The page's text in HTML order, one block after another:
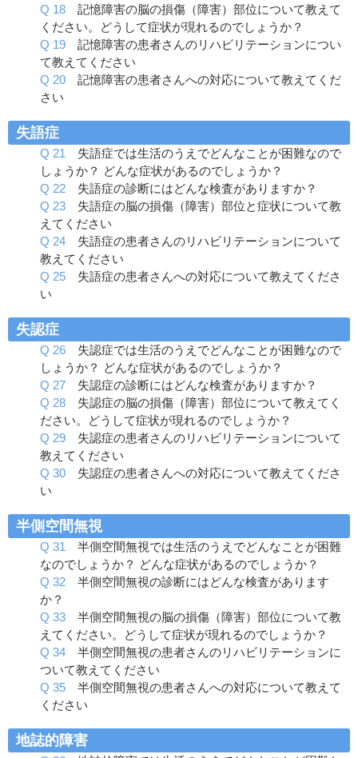
Q 18 記憶障害の脳の損傷（障害）部位について教えて
ください。どうして症状が現れるのでしょうか？
Q 19 記憶障害の患者さんのリハビリテーションについ
て教えてください
Q 20 記憶障害の患者さんへの対応について教えてくだ
さい
失語症
Q 21
失語症では生活のうえでどんなことが困難なので
しょうか？ どんな症状があるのでしょうか？
Q 22 失語症の診断にはどんな検査がありますか？
Q 23 失語症の脳の損傷（障害）部位と症状について教
えてください
Q 24 失語症の患者さんのリハビリテーションについて
教えてください
Q 25 失語症の患者さんへの対応について教えてくださ
い
失認症
Q 26 失認症では生活のうえでどんなことが困難なので
しょうか？ どんな症状があるのでしょうか？
Q 27 失認症の診断にはどんな検査がありますか？
Q 28 失認症の脳の損傷（障害）部位について教えてく
ださい。どうして症状が現れるのでしょうか？
Q 29 失認症の患者さんのリハビリテーションについて
教えてください
Q 30 失認症の患者さんへの対応について教えてくださ
い
半側空間無視
Q 31
半側空間無視では生活のうえでどんなことが困難
なのでしょうか？ どんな症状があるのでしょうか？
Q 32 半側空間無視の診断にはどんな検査があります
か？
Q 33 半側空間無視の脳の損傷（障害）部位について教
えてください。どうして症状が現れるのでしょうか？
Q 34 半側空間無視の患者さんのリハビリテーションに
ついて教えてください
Q 35 半側空間無視の患者さんへの対応について教えて
ください
地誌的障害